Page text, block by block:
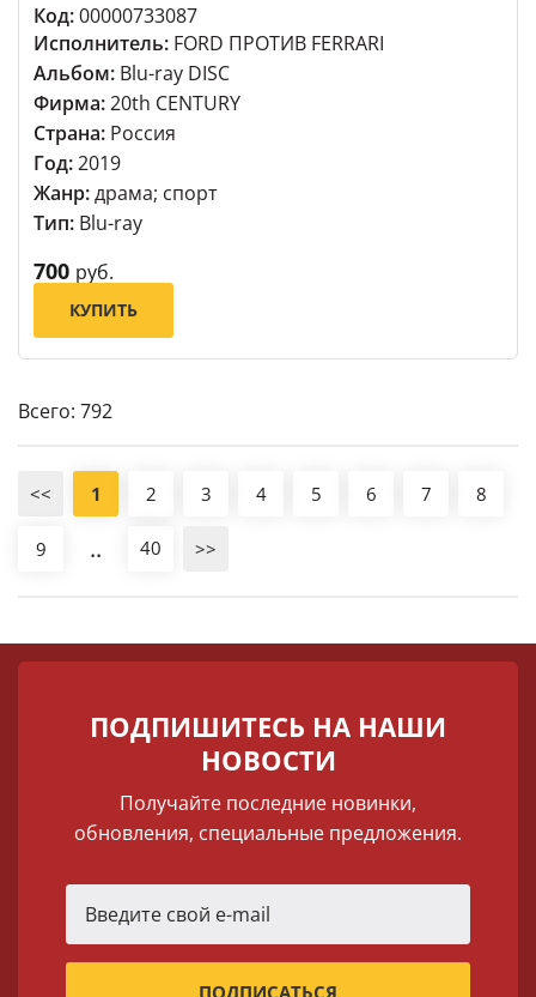
Код:00000733087
Исполнитель: FORD ПРОТИВ FERRARI
Альбом: Blu-ray DISC
Фирма:20th CENTURY
Страна: Россия
Год:2019
Жанр:драма; спорт
Тип: Blu-ray
700 руб.
КУПИТЬ
Всего: 792
<< 1 2 3 4 5 6 7 8
9 .. 40 >>
ПОДПИШИТЕСЬ НА НАШИ
НОВОСТИ
Получайте последние новинки,
обновления, специальные предложения.